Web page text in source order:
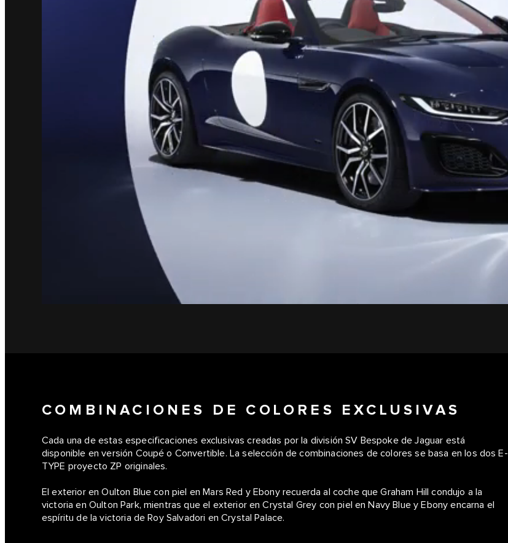
COMBINACIONES DE COLORES EXCLUSIVAS
Cada una de estas especificaciones exclusivas creadas por la división SV Bespoke de Jaguar está
disponible en versión Coupé o Convertible. La selección de combinaciones de colores se basa en los dos E-
TYPE proyecto ZP originales.
El exterior en Oulton Blue con piel en Mars Red y Ebony recuerda al coche que Graham Hill condujo a la
victoria en Oulton Park, mientras que el exterior en Crystal Grey con piel en Navy Blue y Ebony encarna el
espíritu de la victoria de Roy Salvadori en Crystal Palace.